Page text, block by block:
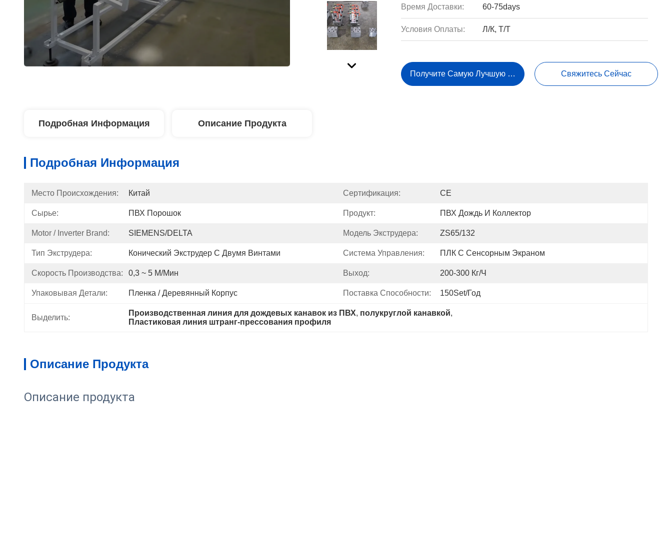
Время Доставки: 60-75days
Условия Оплаты: Л/К, Т/Т
Получите Самую Лучшую Цену Свяжитесь Сейчас
Подробная Информация Описание Продукта
Подробная Информация
Место Происхождения: Китай Сертификация: CE
Сырье: ПВХ Порошок Продукт: ПВХ Дождь И Коллектор
Motor / Inverter Brand: SIEMENS/DELTA Модель Экструдера: ZS65/132
Тип Экструдера: Конический Экструдер С Двумя Винтами Система Управления: ПЛК С Сенсорным Экраном
Скорость Производства: 0,3 ~ 5 М/мин Выход: 200-300 Кг/ч
Упаковывая Детали: Пленка / Деревянный Корпус Поставка Способности: 150Set/год
Выделить:
Производственная линия для дождевых канавок из ПВХ, полукруглой канавкой
Пластиковая линия штранг-прессования профиля
Описание Продукта
Описание продукта